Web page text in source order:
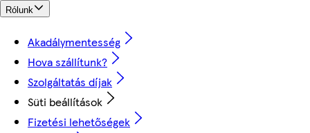
Rólunk
Akadálymentesség
Hova szállítunk?
Szolgáltatás díjak
Süti beállítások
Fizetési lehetőségek